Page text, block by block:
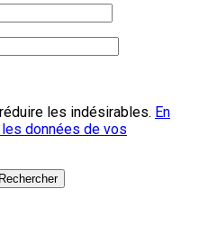
les indésirables. En
données de vos